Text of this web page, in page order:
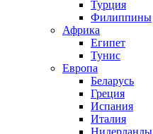
Турция
Филиппины
Африка
Египет
Тунис
Европа
Беларусь
Греция
Испания
Италия
Нидерланды